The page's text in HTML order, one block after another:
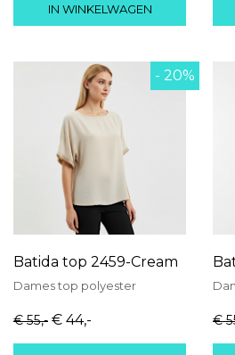
IN WINKELWAGEN
- 20%
Batida top 2459-Cream
Damestop polyester
€ 55,- € 44,- €